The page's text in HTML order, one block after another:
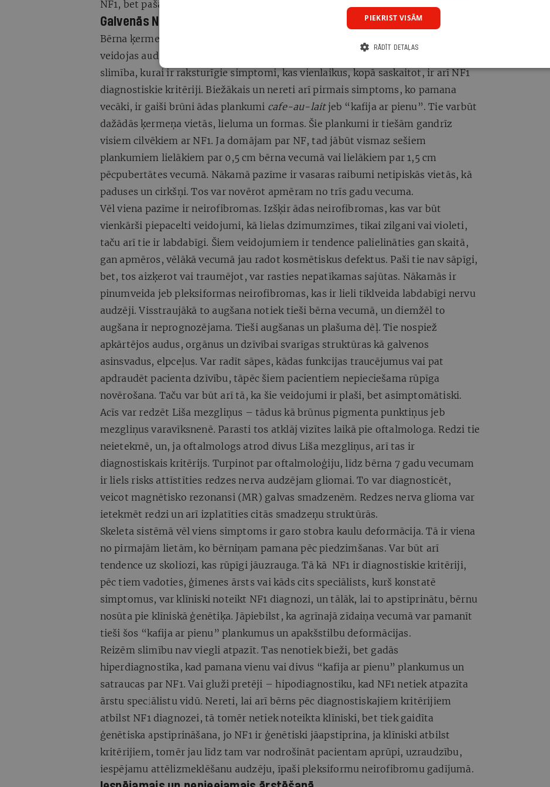
NF1, bet pašam bērnam ir radusies mutācija.
Galvenās NF1 pazīmes
Bērna ķermenī notiek nekontrolēta šūnu dalīšanās un augšana, kā rezultātā
veidojas audzēji. Visbiežāk tie ir labdabīgi nervu, ādas veidojumi. NF1 ir tā
slimība, kurai ir raksturīgie simptomi, kas vienlaikus, kopā saskaitot, ir arī NF1
diagnostiskie kritēriji. Biežākais un nereti arī pirmais simptoms, ko pamana
vecāki, ir gaiši brūni ādas plankumi cafe-au-laitjeb “kafija ar pienu”. Tie varbūt
dažādās ķermeņa vietās, lieluma un formas. Šie plankumi ir tiešām gandrīz
visiem cilvēkiem ar NF1. Ja domājam par NF, tad jābūt vismaz sešiem
plankumiem lielākiem par 0,5 cm bērna vecumā vai lielākiem par 1,5 cm
pēcpubertātes vecumā. Nākamā pazīme ir vasaras raibumi netipiskās vietās, kā
paduses un cirkšņi. Tos var novērot apmēram no trīs gadu vecuma.
Vēl viena pazīme ir neirofibromas. Izšķir ādas neirofibromas, kas var būt
vienkārši piepacelti veidojumi, kā lielas dzimumzīmes, tikai zilgani vai violeti,
taču arī tie ir labdabīgi. Šiem veidojumiem ir tendence palielināties gan skaitā,
gan apmēros, vēlākā vecumā jau radot kosmētiskus defektus. Paši tie nav sāpīgi,
bet, tos aizķerot vai traumējot, var rasties nepatīkamas sajūtas. Nākamās ir
pinumveida jeb pleksiformas neirofibromas, kas ir lieli tīklveida labdabīgi nervu
audzēji. Visstraujākā to augšana notiek tieši bērna vecumā, un diemžēl to
augšana ir neprognozējama. Tieši augšanas un plašuma dēļ. Tie nospiež
apkārtējos audus, orgānus un dzīvībai svarīgas struktūras kā galvenos
asinsvadus, elpceļus. Var radīt sāpes, kādas funkcijas traucējumus vai pat
apdraudēt pacienta dzīvību, tāpēc šiem pacientiem nepieciešama rūpīga
novērošana. Taču var būt arī tā, ka šie veidojumi ir plaši, bet asimptomātiski.
Acīs var redzēt Liša mezgliņus – tādus kā brūnus pigmenta punktiņus jeb
mezgliņus varavīksnenē. Parasti tos atklāj vizītes laikā pie oftalmologa. Redzi tie
neietekmē, un, ja oftalmologs atrod divus Liša mezgliņus, arī tas ir
diagnostiskais kritērijs. Turpinot par oftalmoloģiju, līdz bērna 7 gadu vecumam
ir liels risks attīstīties redzes nerva audzējam gliomai. To var diagnosticēt,
veicot magnētisko rezonansi (MR) galvas smadzenēm. Redzes nerva glioma var
ietekmēt redzi un arī izplatīties citās smadzeņu struktūrās.
Skeleta sistēmā vēl viens simptoms ir garo stobra kaulu deformācija. Tā ir viena
no pirmajām lietām, ko bērniņam pamana pēc piedzimšanas. Var būt arī
tendence uz skoliozi, kas rūpīgi jāuzrauga. Tā kā NF1 ir diagnostiskie kritēriji,
pēc tiem vadoties, ģimenes ārsts vai kāds cits speciālists, kurš konstatē
simptomus, var klīniski noteikt NF1 diagnozi, un tālāk, lai to apstiprinātu, bērnu
nosūta pie klīniskā ģenētiķa. Jāpiebilst, ka agrīnajā zīdaiņa vecumā var pamanīt
tieši šos “kafija ar pienu” plankumus un apakšstilbu deformācijas.
Reizēm slimību nav viegli atpazīt. Tas nenotiek bieži, bet gadās
hiperdiagnostika, kad pamana vienu vai divus “kafija ar pienu” plankumus un
satraucas par NF1. Vai gluži pretēji – hipodiagnostiku, kad NF1 netiek atpazīta
ārstu speciālistu vidū. Nereti, lai arī bērns pēc diagnostiskajiem kritērijiem
atbilst NF1 diagnozei, tā tomēr netiek noteikta klīniski, bet tiek gaidīta
ģenētiska apstiprināšana, jo NF1 ir ģenētiski jāapstiprina, ja klīniski atbilst
kritērijiem, tomēr jau līdz tam var nodrošināt pacientam aprūpi, uzraudzību,
iespējamu attēlizmeklēšanu audzēju, īpaši pleksiformu neirofibromu gadījumā.
PIEKRIST VISĀM
RĀDĪT DETAĻAS